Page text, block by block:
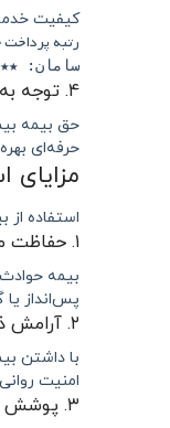
کیفیت
رتبه پرداخت
سامان: ★★★★★ (۹۸٪ رضایت) پاسارگاد: ★★★★☆ ایران:
۴. توجه به هزینه بیمه حوادث انفرادی
حق بیمه
حرفه‌ای
مزایای
استفاده از
۱. حفاظت مالی در برابر هر نوع حادثه
بیمه
پس‌انداز
۲. آرامش ذهنی و اطمینان شخصی
با داشتن
امنیت
۳. پوشش گسترده و جامع